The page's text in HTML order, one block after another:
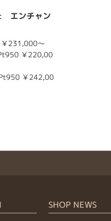
エンチャン
231,000～
￥220,00
￥242,00
SHOP NEWS